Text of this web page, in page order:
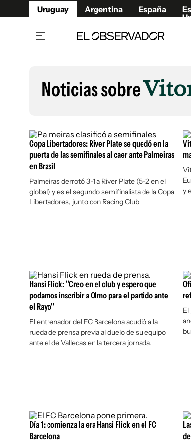
Uruguay Argentina España
Beneficios Member
Café y Negocios
Economía y Empresas
Agro
Brand Studio
Mundo
Noticias sobre
Copa Libertadores: River Plate se quedó en la
puerta de las semifinales al caer ante Palmeiras
en Brasil
Palmeiras derrotó 3-1 a River Plate (5-2 en el
global) y es el segundo semifinalista de la Copa
Libertadores, junto con Racing Club
y
Hansi Flick: "Creo en el club y espero que
podamos inscribir a Olmo para el partido ante
el Rayo"
El entrenador del FC Barcelona acudió a la
rueda de prensa previa al duelo de su equipo
ante el de Vallecas en la tercera jornada.
El
Día 1: comienza la era Hansi Flick en el FC
Barcelona